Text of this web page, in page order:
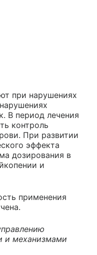
при нарушениях
В период лечения
контроль
При развитии
эффекта
дозирования в
и
применения
и механизмами